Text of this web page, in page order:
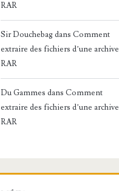
RAR
Sir DouchebagdansComment
extraire des fichiers d’une archive
RAR
Du Gammes dansComment
extraire des fichiers d’une archive
RAR